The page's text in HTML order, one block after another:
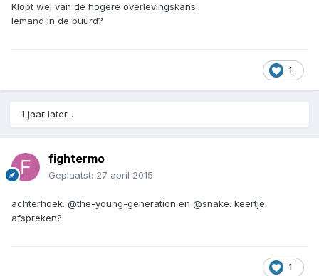
Klopt wel van de hogere overlevingskans.
Iemand in de buurd?
1
1 jaar later...
fightermo
Geplaatst: 27 april 2015
achterhoek. @the-young-generation en @snake. keertje
afspreken?
1